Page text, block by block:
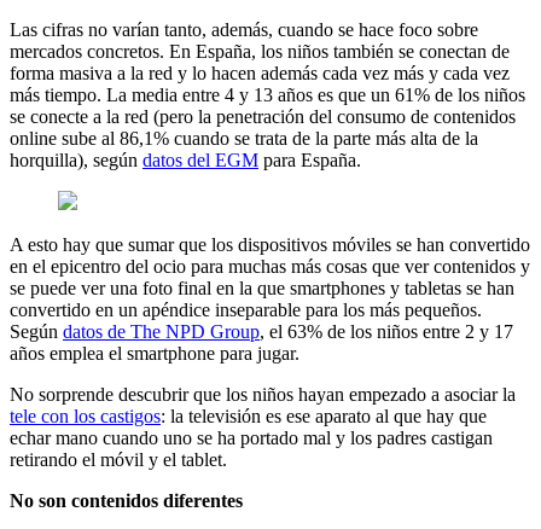
Las cifras no varían tanto, además, cuando se hace foco sobre
mercados concretos. En España, los niños también se conectan de
forma masiva a la red y lo hacen además cada vez más y cada vez
más tiempo. La media entre 4 y 13 años es que un 61% de los niños
se conecte a la red (pero la penetración del consumo de contenidos
online sube al 86,1% cuando se trata de la parte más alta de la
horquilla), según datos del EGM para España.
A esto hay que sumar que los dispositivos móviles se han convertido
en el epicentro del ocio para muchas más cosas que ver contenidos y
se puede ver una foto final en la que smartphones y tabletas se han
convertido en un apéndice inseparable para los más pequeños.
Según datos de The NPD Group, el 63% de los niños entre 2 y 17
años emplea el smartphone para jugar.
No sorprende descubrir que los niños hayan empezado a asociar la
tele con los castigos: la televisión es ese aparato al que hay que
echar mano cuando uno se ha portado mal y los padres castigan
retirando el móvil y el tablet.
No son contenidos diferentes